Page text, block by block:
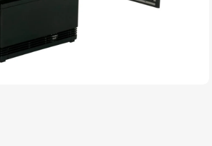
para agrandar